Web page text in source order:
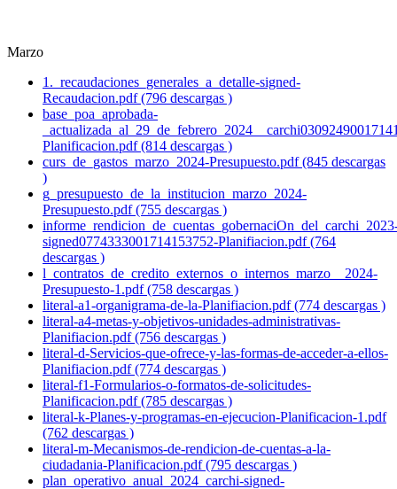
Marzo
1._recaudaciones_generales_a_detalle-signed-
Recaudacion.pdf (796 descargas )
base_poa_aprobada-
Planificacion.pdf (814 descargas )
curs_de_gastos_marzo_2024-Presupuesto.pdf (845 descargas
)
g_presupuesto_de_la_institucion_marzo_2024-
Presupuesto.pdf (755 descargas )
signed0774333001714153752-Planifiacion.pdf (764
descargas )
l_contratos_de_credito_externos_o_internos_marzo__2024-
Presupuesto-1.pdf (758 descargas )
literal-a1-organigrama-de-la-Planifiacion.pdf (774 descargas )
literal-a4-metas-y-objetivos-unidades-administrativas-
Planifiacion.pdf (756 descargas )
literal-d-Servicios-que-ofrece-y-las-formas-de-acceder-a-ellos-
Planifiacion.pdf (774 descargas )
literal-f1-Formularios-o-formatos-de-solicitudes-
Planificacion.pdf (785 descargas )
literal-k-Planes-y-programas-en-ejecucion-Planificacion-1.pdf
(762 descargas )
literal-m-Mecanismos-de-rendicion-de-cuentas-a-la-
ciudadania-Planificacion.pdf (795 descargas )
plan_operativo_anual_2024_carchi-signed-